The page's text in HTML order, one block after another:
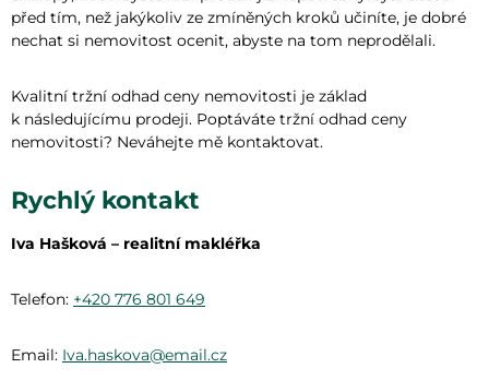
před tím, než jakýkoliv ze zmíněných kroků učiníte, je dobré
nechat si nemovitost ocenit, abyste na tom neprodělali.
Kvalitní tržní odhad ceny nemovitosti je základ
k následujícímu prodeji. Poptáváte tržní odhad ceny
nemovitosti? Neváhejte mě kontaktovat.
Rychlý kontakt
Iva Hašková – realitní makléřka
Telefon: +420 776 801 649
Email: Iva.haskova@email.cz